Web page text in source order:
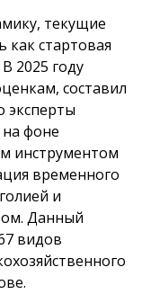
текущие
как стартовая
2025 году
составил
эксперты
фоне
инструментом
временного
и
Данный
видов